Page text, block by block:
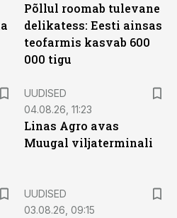
Põllul roomab tulevane
delikatess: Eesti ainsas
teofarmis kasvab 600
000 tigu
UUDISED
04.08.26, 11:23
Linas Agro avas
Muugal viljaterminali
UUDISED
03.08.26, 09:15